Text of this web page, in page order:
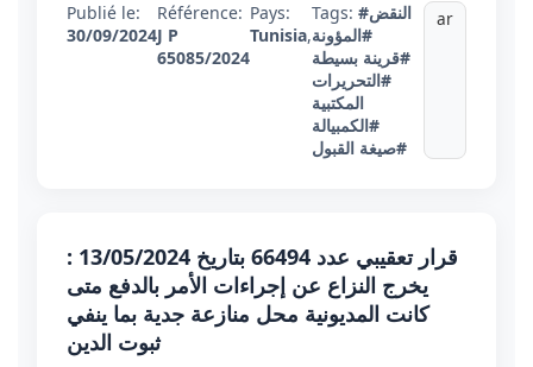
Publié le:
30/09/2024
Référence:
J P
65085/2024
Pays:
Tunisia,
Tags:
#النقض
#المؤونة
#قرينة بسيطة
#التحريرات
المكتبية
#الكمبيالة
#صيغة القبول
ar
قرار تعقيبي عدد 66494 بتاريخ 13/05/2024 :
يخرج النزاع عن إجراءات الأمر بالدفع متى
كانت المديونية محل منازعة جدية بما ينفي
ثبوت الدين